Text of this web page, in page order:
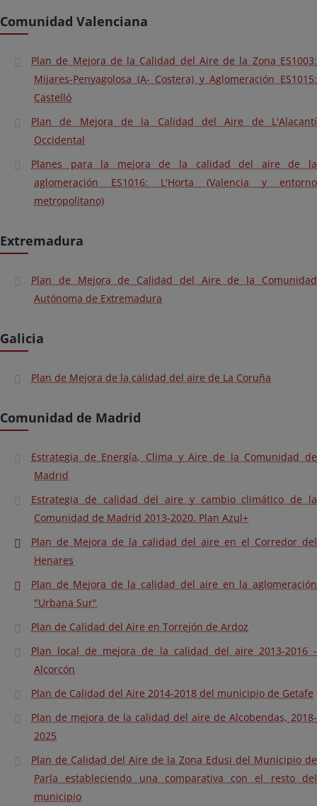
Comunidad Valenciana
Plan de Mejora de la Calidad del Aire de la Zona ES1003:
Mijares-Penyagolosa (A- Costera) y Aglomeración ES1015:
Castelló
Plan de Mejora de la Calidad del Aire de L'Alacantí
Occidental
Planes para la mejora de la calidad del aire de la
aglomeración ES1016: L'Horta (Valencia y entorno
metropolitano)
Extremadura
Plan de Mejora de Calidad del Aire de la Comunidad
Autónoma de Extremadura
Galicia
Plan de Mejora de la calidad del aire de La Coruña
Comunidad de Madrid
Estrategia de Energía, Clima y Aire de la Comunidad de
Madrid
Estrategia de calidad del aire y cambio climático de la
Comunidad de Madrid 2013-2020. Plan Azul+
Plan de Mejora de la calidad del aire en el Corredor del
Henares
Plan de Mejora de la calidad del aire en la aglomeración
"Urbana Sur"
Plan de Calidad del Aire en Torrejón de Ardoz
Plan local de mejora de la calidad del aire 2013-2016 -
Alcorcón
Plan de Calidad del Aire 2014-2018 del municipio de Getafe
Plan de mejora de la calidad del aire de Alcobendas, 2018-
2025
Plan de Calidad del Aire de la Zona Edusi del Municipio de
Parla estableciendo una comparativa con el resto del
municipio